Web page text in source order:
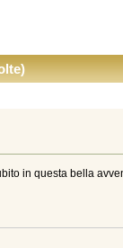
in questa bella